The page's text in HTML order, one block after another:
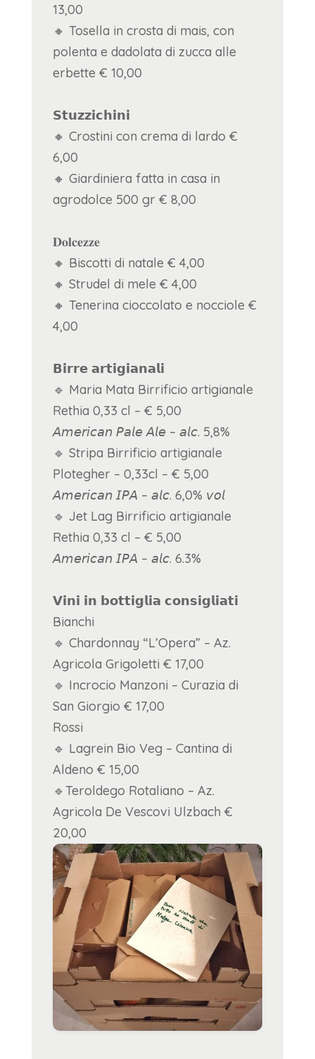
13,00
🔸 Tosella in crosta di mais, con
polenta e dadolata di zucca alle
erbette € 10,00
𝗦𝘁𝘂𝘇𝘇𝗶𝗰𝗵𝗶𝗻𝗶
🔸 Crostini con crema di lardo €
6,00
🔸 Giardiniera fatta in casa in
agrodolce 500 gr € 8,00
𝐃𝐨𝐥𝐜𝐞𝐳𝐳𝐞
🔸 Biscotti di natale € 4,00
🔸 Strudel di mele € 4,00
🔸 Tenerina cioccolato e nocciole €
4,00
𝗕𝗶𝗿𝗿𝗲 𝗮𝗿𝘁𝗶𝗴𝗶𝗮𝗻𝗮𝗹𝗶
🔹 Maria Mata Birrificio artigianale
Rethia 0,33 cl – € 5,00
𝘈𝘮𝘦𝘳𝘪𝘤𝘢𝘯 𝘗𝘢𝘭𝘦 𝘈𝘭𝘦 – 𝘢𝘭𝘤. 5,8%
🔹 Stripa Birrificio artigianale
Plotegher – 0,33cl – € 5,00
𝘈𝘮𝘦𝘳𝘪𝘤𝘢𝘯 𝘐𝘗𝘈 – 𝘢𝘭𝘤. 6,0% 𝘷𝘰𝘭
🔹 Jet Lag Birrificio artigianale
Rethia 0,33 cl – € 5,00
𝘈𝘮𝘦𝘳𝘪𝘤𝘢𝘯 𝘐𝘗𝘈 – 𝘢𝘭𝘤. 6.3%
𝗩𝗶𝗻𝗶 𝗶𝗻 𝗯𝗼𝘁𝘁𝗶𝗴𝗹𝗶𝗮 𝗰𝗼𝗻𝘀𝗶𝗴𝗹𝗶𝗮𝘁𝗶
Bianchi
🔹 Chardonnay “L’Opera” – Az.
Agricola Grigoletti € 17,00
🔹 Incrocio Manzoni – Curazia di
San Giorgio € 17,00
Rossi
🔹 Lagrein Bio Veg – Cantina di
Aldeno € 15,00
🔹Teroldego Rotaliano – Az.
Agricola De Vescovi Ulzbach €
20,00